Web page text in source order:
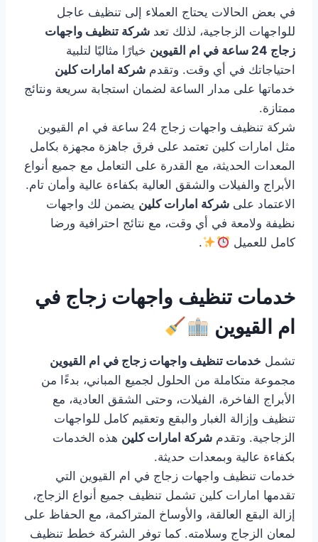
في بعض الحالات يحتاج العملاء إلى تنظيف عاجل
للواجهات الزجاجية، لذلك تعد شركة تنظيف واجهات
زجاج 24 ساعة في ام القيوين
خيارًا مثاليًا لتلبية
احتياجاتك في أي وقت. وتقدم شركة امارات كلين
خدماتها على مدار الساعة لضمان استجابة سريعة ونتائج
ممتازة.
شركة تنظيف واجهات زجاج 24 ساعة في ام القيوين
مثل امارات كلين تعتمد على فرق جاهزة مجهزة بكامل
المعدات الحديثة، مع القدرة على التعامل مع جميع أنواع
الأبراج والفيلات والشقق العالية بكفاءة عالية وأمان تام.
الاعتماد على شركة امارات كلين يضمن لك واجهات
نظيفة ولامعة في أي وقت، مع نتائج احترافية ورضا
كامل للعميل
.
خدمات تنظيف واجهات زجاج في
ام القيوين
تشمل خدمات تنظيف واجهات زجاج في ام القيوين
مجموعة متكاملة من الحلول لجميع المباني، بدءًا من
الأبراج الفاخرة، الفيلات، وحتى الشقق العادية، مع
تنظيف وإزالة الغبار والبقع وتعقيم كامل للواجهات
الزجاجية. وتقدم شركة امارات كلين هذه الخدمات
بكفاءة عالية وبمعدات حديثة.
خدمات تنظيف واجهات زجاج في ام القيوين التي
تقدمها امارات كلين تشمل تنظيف جميع أنواع الزجاج،
إزالة البقع العالقة، والأوساخ المتراكمة، مع الحفاظ على
لمعان الزجاج وسلامته. كما توفر الشركة خطط تنظيف